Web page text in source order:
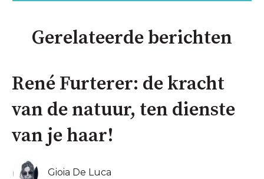
Gerelateerde berichten
René Furterer: de kracht
van de natuur, ten dienste
van je haar!
Gioia De Luca